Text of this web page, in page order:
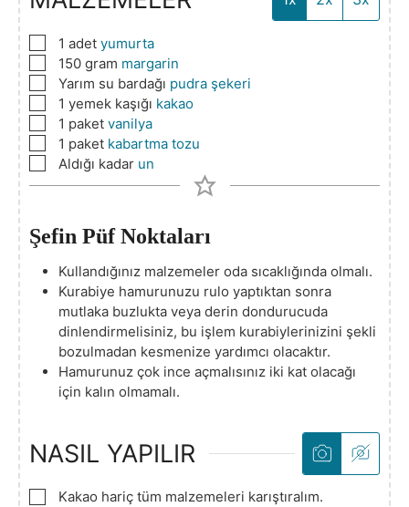
▢1 adet yumurta
▢150 gram margarin
▢
Yarım su bardağı pudra şekeri
▢1 yemek kaşığı kakao
▢1 paket vanilya
▢1 paket kabartma tozu
▢
Aldığı kadar un
Şefin Püf Noktaları
Kullandığınız malzemeler oda sıcaklığında olmalı.
Kurabiye hamurunuzu rulo yaptıktan sonra
mutlaka buzlukta veya derin dondurucuda
dinlendirmelisiniz, bu işlem kurabiylerinizini şekli
bozulmadan kesmenize yardımcı olacaktır.
Hamurunuz çok ince açmalısınız iki kat olacağı
için kalın olmamalı.
NASIL YAPILIR
▢
Kakao hariç tüm malzemeleri karıştıralım.